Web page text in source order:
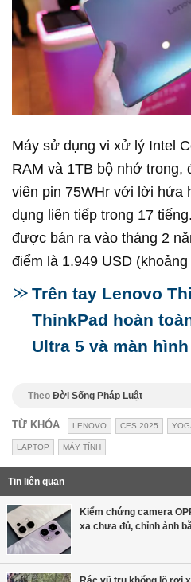
Máy sử dụng vi xử lý Intel
RAM và 1TB bộ nhớ trong,
viên pin 75WHr với lời hứa
dụng liên tiếp trong 17
được bán ra vào tháng 2
điểm là 1.949 USD
Trên tay Lenovo
ThinkPad hoàn
Ultra 5 và màn hình
Theo Đời Sống Pháp Luật
TỪ KHÓA LENOVO CES 2025
LAPTOP MÁY TÍNH
Tin liên quan
Kiểm chứng camera
xa chưa đủ, chỉnh ảnh